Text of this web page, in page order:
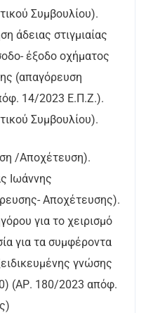
Συμβουλίου).
άδειας στιγμιαίας
έξοδο οχήματος
(απαγόρευση
14/2023 Ε.Π.Ζ.).
Συμβουλίου).
/Αποχέτευση).
Ιωάννης
Αποχέτευσης).
για το χειρισμό
για τα συμφέροντα
γνώσης
(ΑΡ. 180/2023 απόφ.